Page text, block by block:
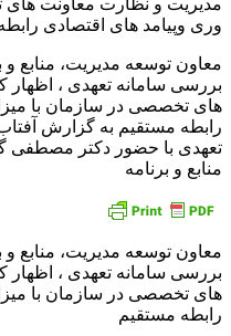
معاون توسعه مدیریت، منابع
بررسی سامانه تعهدی ، اظهار
های تخصصی در سازمان با
رابطه مستقیم به گزارش
تعهدی با حضور دکتر مصطفی
منابع و برنامه
معاون توسعه مدیریت، منابع
بررسی سامانه تعهدی ، اظهار
های تخصصی در سازمان با
رابطه مستقیم